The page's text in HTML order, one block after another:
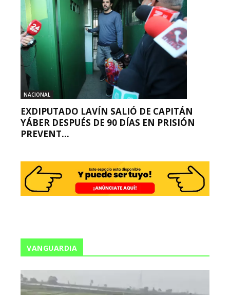
NACIONAL
EXDIPUTADO LAVÍN SALIÓ DE CAPITÁN
YÁBER DESPUÉS DE 90 DÍAS EN PRISIÓN
PREVENT...
VANGUARDIA